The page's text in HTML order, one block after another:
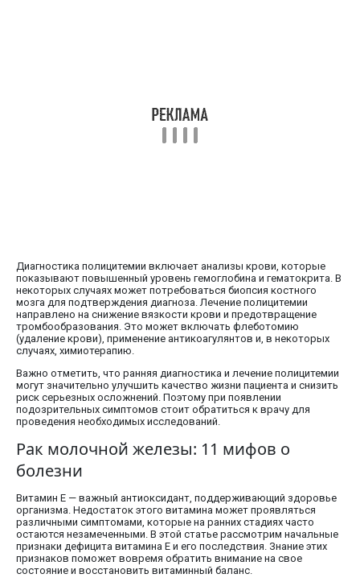
Диагностика полицитемии включает анализы крови, которые
показывают повышенный уровень гемоглобина и гематокрита. В
некоторых случаях может потребоваться биопсия костного
мозга для подтверждения диагноза. Лечение полицитемии
направлено на снижение вязкости крови и предотвращение
тромбообразования. Это может включать флеботомию
(удаление крови), применение антикоагулянтов и, в некоторых
случаях, химиотерапию.
Важно отметить, что ранняя диагностика и лечение полицитемии
могут значительно улучшить качество жизни пациента и снизить
риск серьезных осложнений. Поэтому при появлении
подозрительных симптомов стоит обратиться к врачу для
проведения необходимых исследований.
Рак молочной железы: 11 мифов о
болезни
Витамин E — важный антиоксидант, поддерживающий здоровье
организма. Недостаток этого витамина может проявляться
различными симптомами, которые на ранних стадиях часто
остаются незамеченными. В этой статье рассмотрим начальные
признаки дефицита витамина E и его последствия. Знание этих
признаков поможет вовремя обратить внимание на свое
состояние и восстановить витаминный баланс.